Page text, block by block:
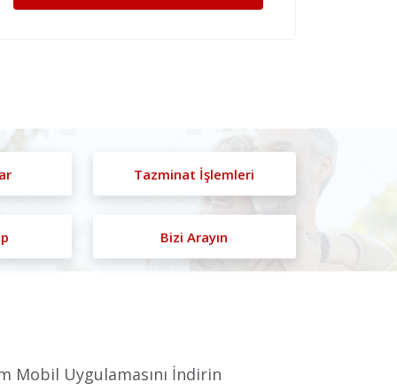
Tazminat İşlemleri
Bizi Arayın
Mobil Uygulamasını İndirin